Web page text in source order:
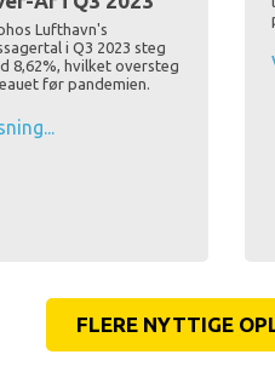
Lufthavn's
i Q3 2023 steg
8,62%, hvilket oversteg
før pandemien.
FLERE NYTTIGE